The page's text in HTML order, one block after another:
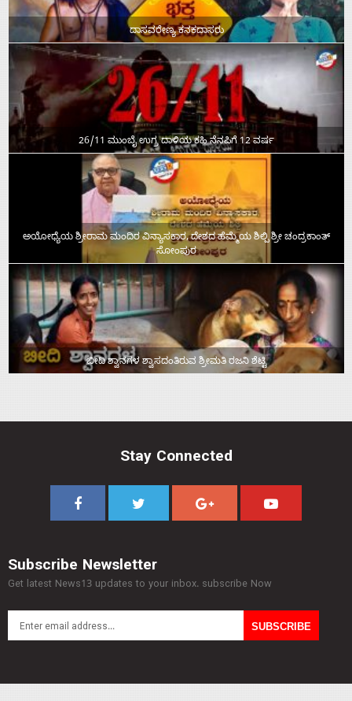
ದಾಸವರೇಣ್ಯ ಕನಕದಾಸರು
26/11 ಮುಂಬೈ ಉಗ್ರ ದಾಳಿಯ ಕಹಿ ನೆನಪಿಗೆ 12 ವರ್ಷ
ಅಯೋಧ್ಯೆಯ ಶ್ರೀರಾಮ ಮಂದಿರ ವಿನ್ಯಾಸಕಾರ, ದೇಶದ ಹೆಮ್ಮೆಯ ಶಿಲ್ಪಿ ಶ್ರೀ ಚಂದ್ರಕಾಂತ್‌
ಸೋಂಪುರ
ಬೀದಿ ಶ್ವಾನಗಳ ಶ್ವಾಸದಂತಿರುವ ಶ್ರೀಮತಿ ರಜನಿ ಶೆಟ್ಟಿ
Stay Connected
Subscribe Newsletter
Get latest News13 updates to your inbox. subscribe Now